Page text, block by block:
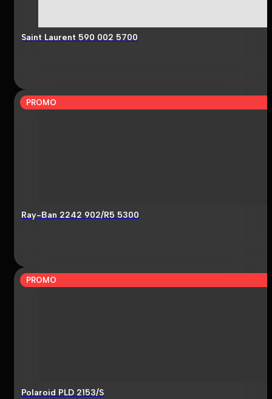
Saint Laurent 590 002 5700
PROMO
Ray-Ban 2242 902/R5 5300
PROMO
Polaroid PLD 2153/S